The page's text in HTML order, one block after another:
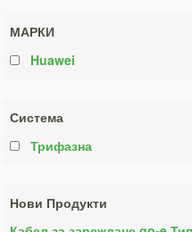
МАРКИ
Huawei
Система
Трифазна
Нови Продукти